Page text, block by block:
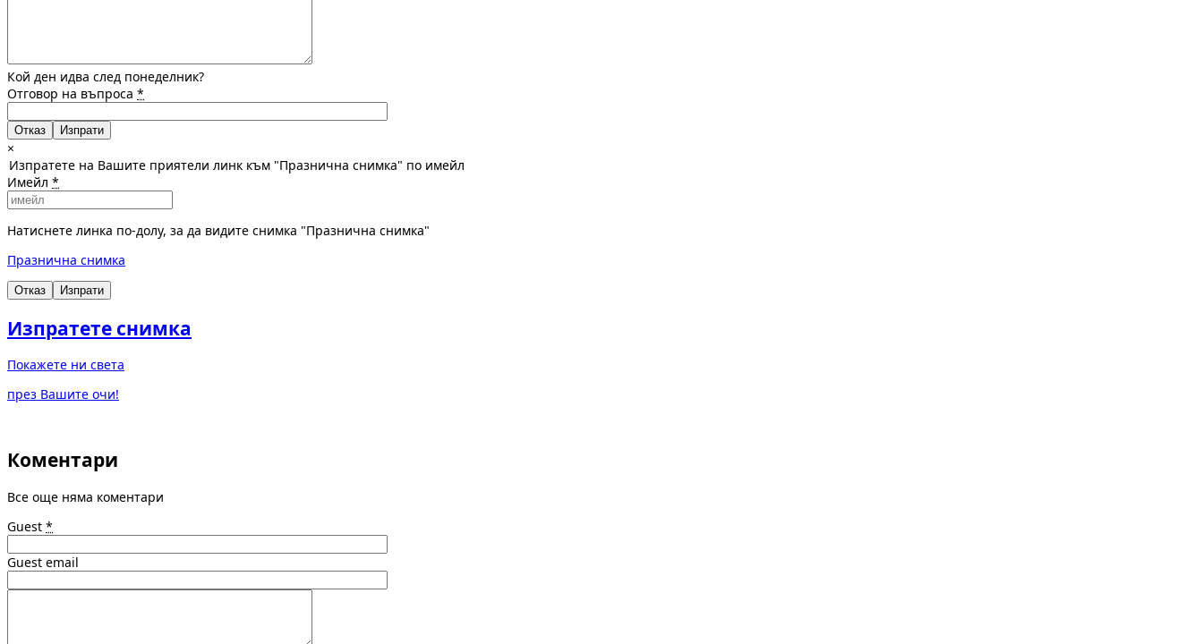
Кой ден идва след понеделник?
Отговор на въпроса *
Отказ
×
Изпратете на Вашите приятели линк към "Празнична снимка" по имейл
Имейл *
Натиснете линка по-долу, за да видите снимка "Празнична снимка"
Празнична снимка
Отказ Изпрати
Изпратете снимка
Покажете ни света
през Вашите очи!
Коментари
Все още няма коментари
Guest *
Guest email